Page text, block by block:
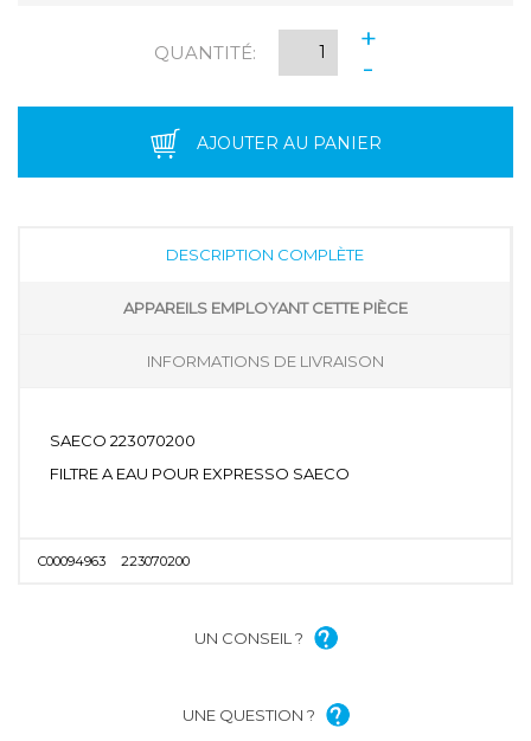
QUANTITÉ:
+
-
AJOUTER AU PANIER
DESCRIPTION COMPLÈTE
APPAREILS EMPLOYANT CETTE PIÈCE
INFORMATIONS DE LIVRAISON
SAECO 223070200
FILTRE A EAU POUR EXPRESSO SAECO
C00094963 223070200
UN CONSEIL ?
UNE QUESTION ?